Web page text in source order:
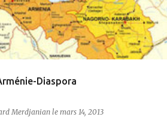
Diaspora
Merdjanian le mars 14, 2013